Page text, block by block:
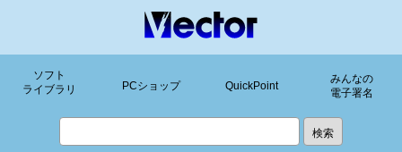
ソフト
ライブラリ
PCショップ QuickPoint
みんなの
電子署名